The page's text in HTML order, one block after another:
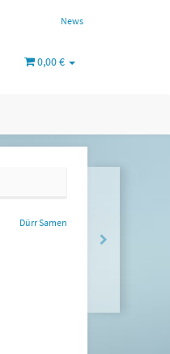
News
0,00 €
Dürr Samen